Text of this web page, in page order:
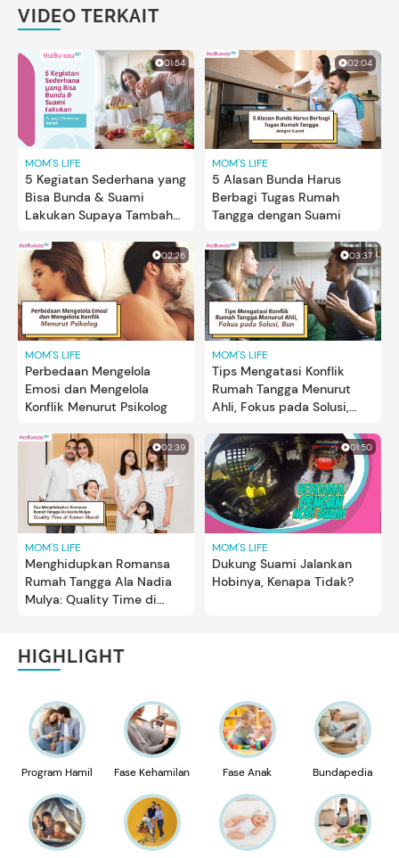
VIDEO TERKAIT
01:54
MOM'S LIFE
5 Kegiatan Sederhana yang
Bisa Bunda & Suami
Lakukan Supaya Tambah
02:04
MOM'S LIFE
5 Alasan Bunda Harus
Berbagi Tugas Rumah
Tangga dengan Suami
02:26
MOM'S LIFE
Perbedaan Mengelola
Emosi dan Mengelola
Konflik Menurut Psikolog
03:37
MOM'S LIFE
Tips Mengatasi Konflik
Rumah Tangga Menurut
Ahli, Fokus pada Solusi,
02:39
MOM'S LIFE
Menghidupkan Romansa
Rumah Tangga Ala Nadia
Mulya: Quality Time di
01:50
MOM'S LIFE
Dukung Suami Jalankan
Hobinya, Kenapa Tidak?
HIGHLIGHT
Program Hamil Fase Kehamilan Fase Anak Bundapedia